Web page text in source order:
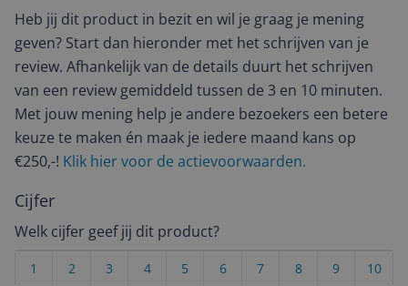
Heb jij dit product in bezit en wil je graag je mening
geven? Start dan hieronder met het schrijven van je
review. Afhankelijk van de details duurt het schrijven
van een review gemiddeld tussen de 3 en 10 minuten.
Met jouw mening help je andere bezoekers een betere
keuze te maken én maak je iedere maand kans op
€250,-! Klik hier voor de actievoorwaarden.
Cijfer
Welk cijfer geef jij dit product?
10
9
8
7
6
5
4
3
2
1